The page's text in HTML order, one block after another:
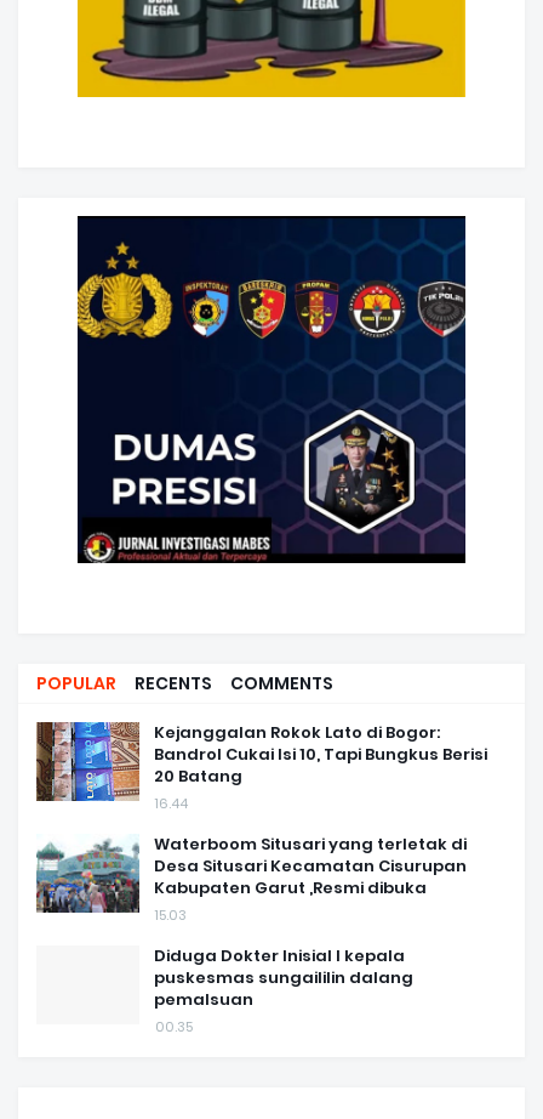
POPULAR RECENTS COMMENTS
Kejanggalan Rokok Lato di Bogor:
Bandrol Cukai Isi 10, Tapi Bungkus Berisi
20 Batang
16.44
Waterboom Situsari yang terletak di
Desa Situsari Kecamatan Cisurupan
Kabupaten Garut ,Resmi dibuka
15.03
Diduga Dokter Inisial I kepala
puskesmas sungaililin dalang
pemalsuan
00.35